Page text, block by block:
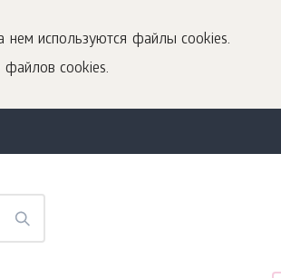
используются файлы cookies.
файлов cookies.